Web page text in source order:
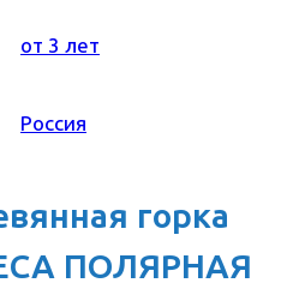
от 3 лет
Россия
горка
ПОЛЯРНАЯ